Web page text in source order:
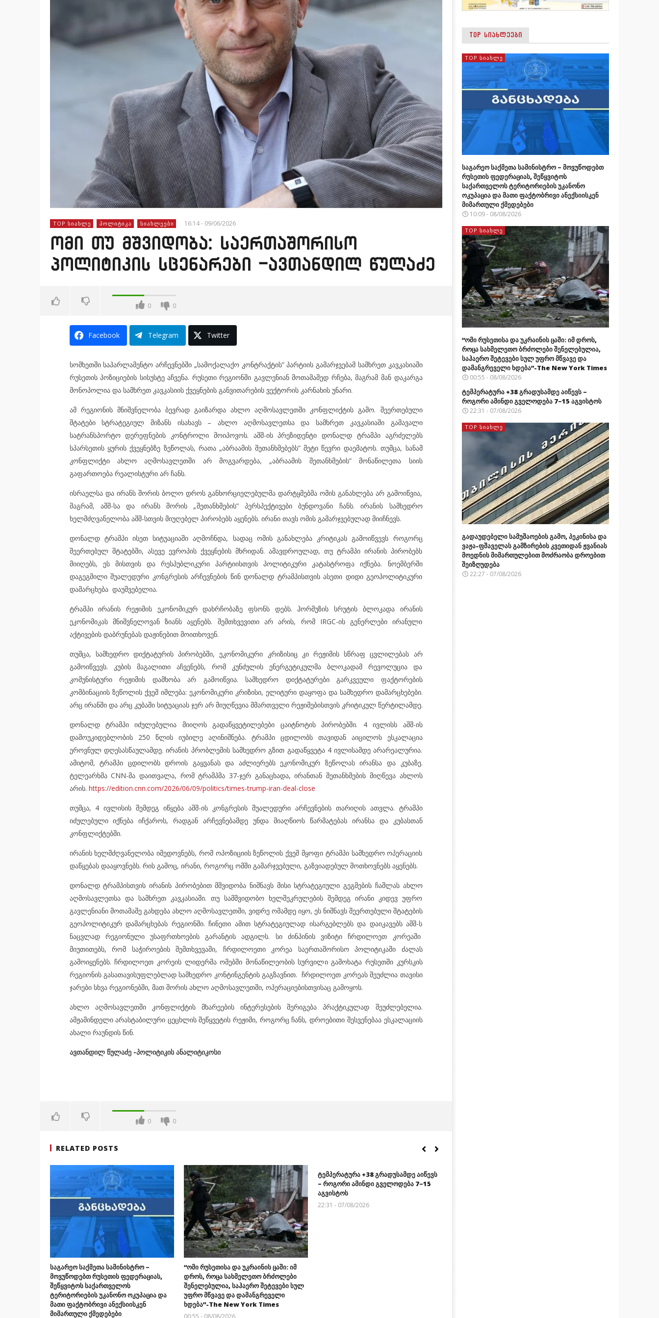
TOP ᲡᲘᲐᲮᲚᲔ ᲞᲝᲚᲘᲢᲘᲙᲐ ᲡᲘᲐᲮᲚᲔᲔᲑᲘ 16:14 - 09/06/2026
ომი თუ მშვიდობა: საერთაშორისო
პოლიტიკის სცენარები -ავთანდილ წულაძე
0 0
Facebook Telegram Twitter
სომხეთში საპარლამენტო არჩევნებში „სამოქალაქო კონტრაქტის” პარტიის გამარჯვებამ სამხრეთ კავკასიაში
რუსეთის პოზიციების სისუსტე აჩვენა. რუსეთი რეგიონში გავლენიან მოთამაშედ რჩება, მაგრამ მან დაკარგა
მონოპოლია და სამხრეთ კავკასიის ქვეყნების განვითარების ვექტორის კარნახის უნარი.
ამ რეგიონის მნიშვნელობა ბევრად გაიზარდა ახლო აღმოსავლეთში კონფლიქტის გამო. შეერთებული
შტატები სტრატეგიულ მიზანს ისახავს – ახლო აღმოსავლეთსა და სამხრეთ კავკასიაში გამავალი
სატრანსპორტო დერეფნების კონტროლი მოიპოვოს. აშშ-ის პრეზიდენტი დონალდ ტრამპი აგრძელებს
სპარსეთის ყურის ქვეყნებზე ზეწოლას, რათა „აბრაამის შეთანხმებებს” მეტი წევრი დაემატოს. თუმცა, სანამ
კონფლიქტი ახლო აღმოსავლეთში არ მოგვარდება, „აბრაამის შეთანხმების” მონაწილეთა სიის
გაფართოება რეალისტური არ ჩანს.
ისრაელსა და ირანს შორის ბოლო დროს განხორციელებულმა დარტყმებმა ომის განახლება არ გამოიწვია,
მაგრამ, აშშ-სა და ირანს შორის „შეთანხმების” პერსპექტივები ბუნდოვანი ჩანს. ირანის სამხედრო
ხელმძღვანელობა აშშ-სთვის მიუღებელ პირობებს აყენებს. ირანი თავს ომის გამარჯვებულად მიიჩნევს.
დონალდ ტრამპი ისეთ სიტუაციაში აღმოჩნდა, სადაც ომის განახლება კრიტიკას გამოიწვევს როგორც
შეერთებულ შტატებში, ასევე ევროპის ქვეყნების მხრიდან. ამავდროულად, თუ ტრამპი ირანის პირობებს
მიიღებს, ეს მისთვის და რესპუბლიკური პარტიისთვის პოლიტიკური კატასტროფა იქნება. ნოემბერში
დაგეგმილი შუალედური კონგრესის არჩევნების წინ დონალდ ტრამპისთვის ასეთი დიდი გეოპოლიტიკური
დამარცხება დაუშვებელია.
ტრამპი ირანის რეჟიმის ეკონომიკურ დახრჩობაზე ფსონს დებს. ჰორმუზის სრუტის ბლოკადა ირანის
ეკონომიკას მნიშვნელოვან ზიანს აყენებს. შემთხვევითი არ არის, რომ IRGC-ის გენერლები ირანული
აქტივების დაბრუნებას დაჟინებით მოითხოვენ.
თუმცა, სამხედრო დიქტატურის პირობებში, ეკონომიკური კრიზისიც კი რეჟიმის სწრაფ ცვლილებას არ
გამოიწვევს. კუბის მაგალითი აჩვენებს, რომ კუნძულის ენერგეტიკულმა ბლოკადამ რევოლუცია და
კომუნისტური რეჟიმის დამხობა არ გამოიწვია. სამხედრო დიქტატურები გარკვეული ფაქტორების
კომბინაციის ზეწოლის ქვეშ იშლება: ეკონომიკური კრიზისი, ელიტური დაყოფა და სამხედრო დამარცხებები.
არც ირანში და არც კუბაში სიტუაციას ჯერ არ მიუღწევია მმართველი რეჟიმებისთვის კრიტიკულ წერტილამდე.
დონალდ ტრამპი იძულებულია მიიღოს გადაწყვეტილებები ცაიტნოტის პირობებში. 4 ივლისს აშშ-ის
დამოუკიდებლობის 250 წლის იუბილე აღინიშნება. ტრამპი ცდილობს თავიდან აიცილოს ესკალაცია
ეროვნულ დღესასწაულამდე. ირანის პრობლემის სამხედრო გზით გადაწყვეტა 4 ივლისამდე არარეალურია.
ამიტომ, ტრამპი ცდილობს დროის გაყვანას და აძლიერებს ეკონომიკურ ზეწოლას ირანსა და კუბაზე.
ტელეარხმა CNN-მა დაითვალა, რომ ტრამპმა 37-ჯერ განაცხადა, ირანთან შეთანხმების მიღწევა ახლოს
არის. https://edition.cnn.com/2026/06/09/politics/times-trump-iran-deal-close
თუმცა, 4 ივლისის შემდეგ იწყება აშშ-ის კონგრესის შუალედური არჩევნების თარიღის ათვლა. ტრამპი
იძულებული იქნება იჩქაროს, რადგან არჩევნებამდე უნდა მიაღწიოს წარმატებას ირანსა და კუბასთან
კონფლიქტებში.
ირანის ხელმძღვანელობა იმედოვნებს, რომ ოპოზიციის ზეწოლის ქვეშ მყოფი ტრამპი სამხედრო ოპერაციის
დაწყებას დააყოვნებს. რის გამოც, ირანი, როგორც ომში გამარჯვებული, გაზვიადებულ მოთხოვნებს აყენებს.
დონალდ ტრამპისთვის ირანის პირობებით მშვიდობა ნიშნავს მისი სტრატეგიული გეგმების ჩაშლას ახლო
აღმოსავლეთსა და სამხრეთ კავკასიაში. თუ სამშვიდობო ხელშეკრულების შემდეგ ირანი კიდევ უფრო
გავლენიანი მოთამაშე გახდება ახლო აღმოსავლეთში, ვიდრე ომამდე იყო, ეს ნიშნავს შეერთებული შტატების
გეოპოლიტიკურ დამარცხებას რეგიონში. ჩინეთი ამით სტრატეგიულად ისარგებლებს და დაიკავებს აშშ-ს
ნაცვლად რეგიონული უსაფრთხოების გარანტის ადგილს. სი ძინპინის ვიზიტი ჩრდილოეთ კორეაში
მიუთითებს, რომ საჭიროების შემთხვევაში, ჩრდილოეთი კორეა საერთაშორისო პოლიტიკაში ძალას
გამოიყენებს. ჩრდილოეთ კორეის ლიდერმა ომებში მონაწილეობის სურვილი გამოხატა რუსეთში კურსკის
რეგიონის გასათავისუფლებლად სამხედრო კონტინგენტის გაგზავნით. ჩრდილოეთ კორეას შეუძლია თავისი
ჯარები სხვა რეგიონებში, მათ შორის ახლო აღმოსავლეთში, ოპერაციებისთვისაც გამოყოს.
ახლო აღმოსავლეთში კონფლიქტის მხარეების ინტერესების შერიგება პრაქტიკულად შეუძლებელია.
ამჟამინდელი არასტაბილური ცეცხლის შეწყვეტის რეჟიმი, როგორც ჩანს, დროებითი შესვენებაა ესკალაციის
ახალი რაუნდის წინ.
ავთანდილ წულაძე -პოლიტიკის ანალიტიკოსი
0 0
RELATED POSTS
საგარეო საქმეთა სამინისტრო –
მოვუწოდებთ რუსეთის ფედერაციას,
შეწყვიტოს საქართველოს
ტერიტორიების უკანონო ოკუპაცია და
მათი ფაქტობრივი ანექსიისკენ
მიმართული ქმედებები
“ომი რუსეთისა და უკრაინის ცაში: იმ
დროს, როცა სახმელეთო ბრძოლები
შენელებულია, საჰაერო შეტევები სულ
უფრო მწვავე და დამანგრეველი
ხდება”-The New York Times
00:55 - 08/08/2026
ტემპერატურა +38 გრადუსამდე აიწევს
– როგორი ამინდი გველოდება 7–15
აგვისტოს
22:31 - 07/08/2026
TOP ᲡᲘᲐᲮᲚᲔᲔᲑᲘ
TOP ᲡᲘᲐᲮᲚᲔ
საგარეო საქმეთა სამინისტრო – მოვუწოდებთ
რუსეთის ფედერაციას, შეწყვიტოს
საქართველოს ტერიტორიების უკანონო
ოკუპაცია და მათი ფაქტობრივი ანექსიისკენ
მიმართული ქმედებები
10:09 - 08/08/2026
TOP ᲡᲘᲐᲮᲚᲔ
“ომი რუსეთისა და უკრაინის ცაში: იმ დროს,
როცა სახმელეთო ბრძოლები შენელებულია,
საჰაერო შეტევები სულ უფრო მწვავე და
დამანგრეველი ხდება”-The New York Times
00:55 - 08/08/2026
ტემპერატურა +38 გრადუსამდე აიწევს –
როგორი ამინდი გველოდება 7–15 აგვისტოს
22:31 - 07/08/2026
TOP ᲡᲘᲐᲮᲚᲔ
გადაუდებელი სამუშაოების გამო, პეკინისა და
ვაჟა-ფშაველას გამზირების კვეთიდან ჟვანიას
მოედნის მიმართულებით მოძრაობა დროებით
შეიზღუდება
22:27 - 07/08/2026